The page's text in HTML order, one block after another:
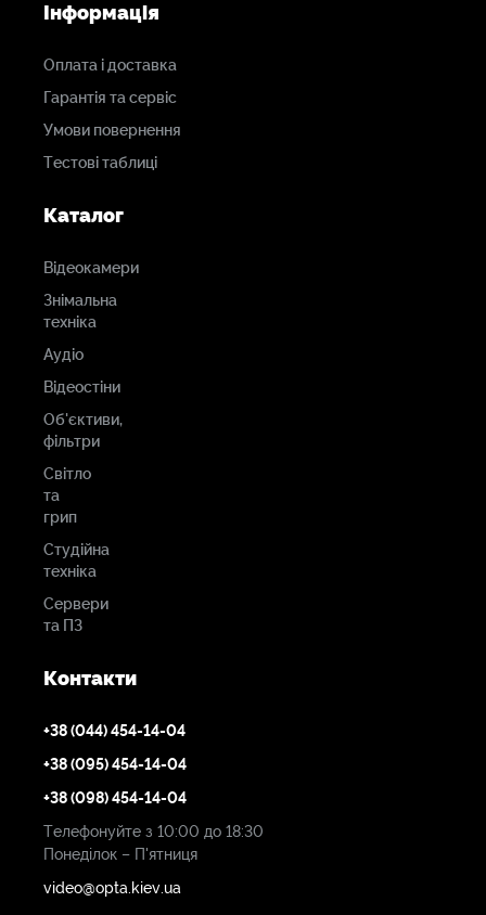
Інформація
Оплата і доставка
Гарантія та сервіс
Умови повернення
Тестові таблиці
Каталог
Відеокамери
Знімальна
техніка
Аудіо
Відеостіни
Об'єктиви,
фільтри
Світло
та
грип
Студійна
техніка
Сервери
та ПЗ
Контакти
+38 (044) 454-14-04
+38 (095) 454-14-04
+38 (098) 454-14-04
Телефонуйте з 10:00 до 18:30
Понеділок – П'ятниця
video@opta.kiev.ua